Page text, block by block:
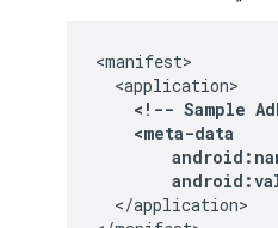
<!-- Sample
</application>